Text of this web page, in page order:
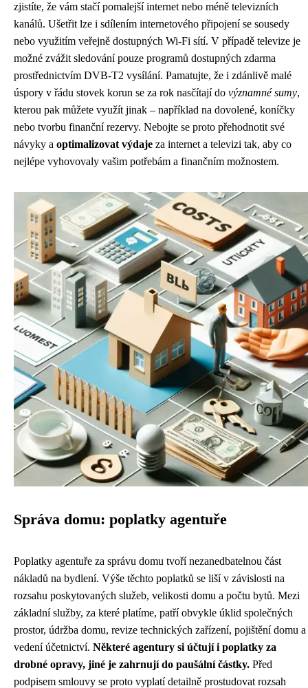
zjistíte, že vám stačí pomalejší internet nebo méně televizních
kanálů. Ušetřit lze i sdílením internetového připojení se sousedy
nebo využitím veřejně dostupných Wi-Fi sítí. V případě televize je
možné zvážit sledování pouze programů dostupných zdarma
prostřednictvím DVB-T2 vysílání. Pamatujte, že i zdánlivě malé
úspory v řádu stovek korun se za rok nasčítají do významné sumy,
kterou pak můžete využít jinak – například na dovolené, koníčky
nebo tvorbu finanční rezervy. Nebojte se proto přehodnotit své
návyky a optimalizovat výdaje za internet a televizi tak, aby co
nejlépe vyhovovaly vašim potřebám a finančním možnostem.
Správa domu: poplatky agentuře
Poplatky agentuře za správu domu tvoří nezanedbatelnou část
nákladů na bydlení. Výše těchto poplatků se liší v závislosti na
rozsahu poskytovaných služeb, velikosti domu a počtu bytů. Mezi
základní služby, za které platíme, patří obvykle úklid společných
prostor, údržba domu, revize technických zařízení, pojištění domu a
vedení účetnictví. Některé agentury si účtují i poplatky za
drobné opravy, jiné je zahrnují do paušální částky. Před
podpisem smlouvy se proto vyplatí detailně prostudovat rozsah